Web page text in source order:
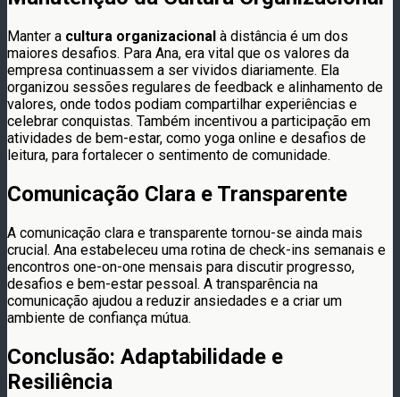
Manter a cultura organizacional à distância é um dos
maiores desafios. Para Ana, era vital que os valores da
empresa continuassem a ser vividos diariamente. Ela
organizou sessões regulares de feedback e alinhamento de
valores, onde todos podiam compartilhar experiências e
celebrar conquistas. Também incentivou a participação em
atividades de bem-estar, como yoga online e desafios de
leitura, para fortalecer o sentimento de comunidade.
Comunicação Clara e Transparente
A comunicação clara e transparente tornou-se ainda mais
crucial. Ana estabeleceu uma rotina de check-ins semanais e
encontros one-on-one mensais para discutir progresso,
desafios e bem-estar pessoal. A transparência na
comunicação ajudou a reduzir ansiedades e a criar um
ambiente de confiança mútua.
Conclusão: Adaptabilidade e
Resiliência